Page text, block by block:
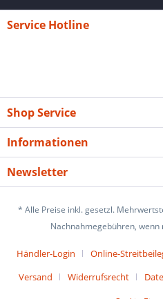
Service Hotline
Shop Service
Informationen
Newsletter
* Alle Preise inkl. gesetzl.
Nachnahmegebühren,
Händler-Login Online-
Versand
Widerrufsrecht